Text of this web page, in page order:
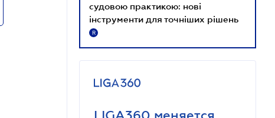
судовою практикою: нові
інструменти для точніших рішень
R